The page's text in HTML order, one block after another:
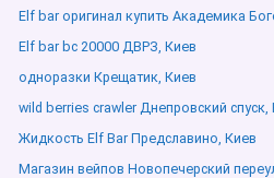
Elf bar оригинал купить Академика
Elf bar bc 20000 ДВРЗ, Киев
одноразки Крещатик, Киев
wild berries crawler Днепровский спуск,
Жидкость Elf Bar Предславино, Киев
Магазин вейпов Новопечерский